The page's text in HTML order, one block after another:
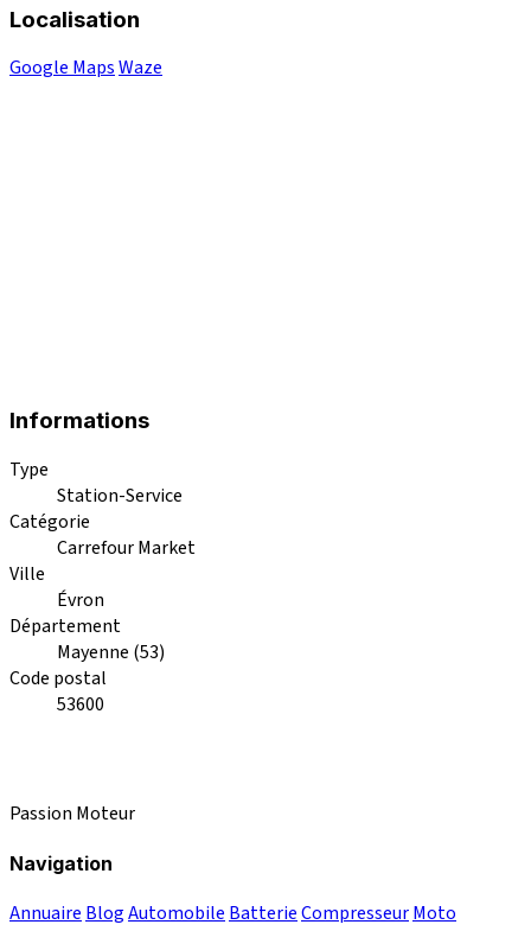
Localisation
Google MapsWaze
Informations
Type
Station-Service
Catégorie
Carrefour Market
Ville
Évron
Département
Mayenne (53)
Code postal
53600
Passion Moteur
Navigation
Annuaire BlogAutomobile BatterieCompresseurMoto